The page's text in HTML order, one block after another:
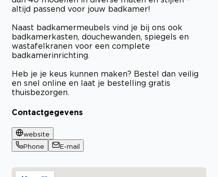
altijd passend voor jouw badkamer!
Naast badkamermeubels vind je bij ons ook
badkamerkasten, douchewanden, spiegels en
wastafelkranen voor een complete
badkamerinrichting.
Heb je je keus kunnen maken? Bestel dan veilig
en snel online en laat je bestelling gratis
thuisbezorgen.
Contactgegevens
website
Phone
E-mail